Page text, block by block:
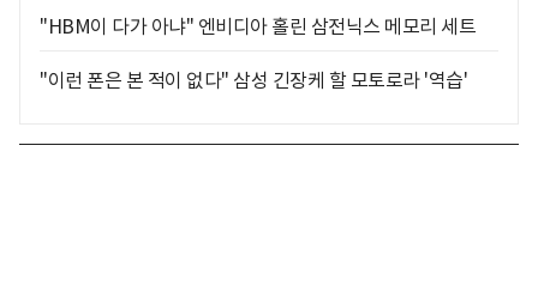
"HBM이 다가 아냐" 엔비디아 홀린 삼전닉스 메모리 세트
"이런 폰은 본 적이 없다" 삼성 긴장케 할 모토로라 '역습'